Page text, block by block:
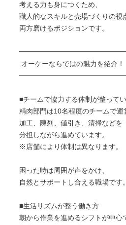
考える力も身につくため、
職人的なスキルと売場づくりの視
両方磨けるポジションです。
■チームで協力する体制が整って
精肉部門は10名程度のチームで運
加工、陳列、値引き、清掃などを
分担しながら進めています。
※店舗により体制は異なります。
困った時は周囲が声をかけ、
自然とサポートし合える職場です。
■生活リズムが整う働き方
朝から作業を進めるシフトが中心